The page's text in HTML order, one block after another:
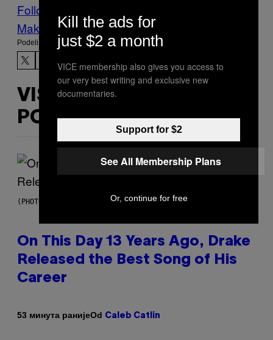
Follow Us On Discover
Make Us Preferred In Top Stories
Podeli:
VIŠE
POPUT OVOGA
(PHOTO BY GARY GERSHOFF/WIREIMAGE)
On This Day 13 Years Ago, Drake
Released the Best Song of His
Career
53 минута ранијеOd Caleb Catlin
Kill the ads for
just $2 a month
VICE membership also gives you access to
our very best writing and exclusive new
documentaries.
Support for $2
See All Membership Plans
Or, continue for free